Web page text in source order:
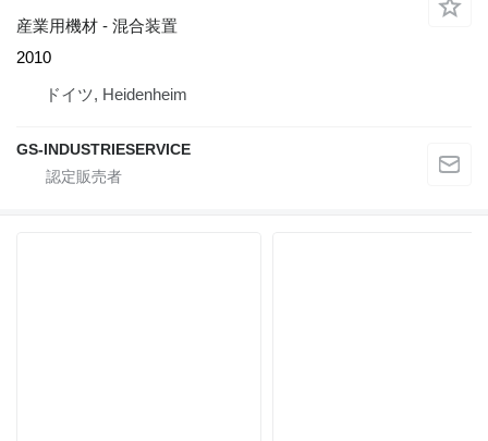
産業用機材 - 混合装置
2010
ドイツ, Heidenheim
GS-INDUSTRIESERVICE